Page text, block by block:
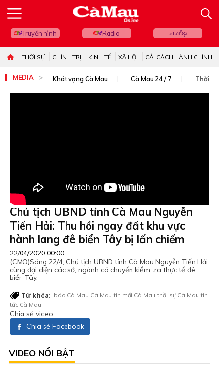
Truyền hình Radio ភាសាខ្មែរ
THỜI SỰ CHÍNH TRỊ KINH TẾ XÃ HỘI CẢI CÁCH HÀNH CHÍNH
MEDIA Khát vọng Cà Mau Cà Mau 24 / 7 Thời sự
Chủ tịch UBND tỉnh Cà Mau Nguyễn
Tiến Hải: Thu hồi ngay đất khu vực
hành lang đê biển Tây bị lấn chiếm
22/04/2020 00:00
(CMO)Sáng 22/4, Chủ tịch UBND tỉnh Cà Mau Nguyễn Tiến Hải
cùng đại diện các sở, ngành có chuyến kiểm tra thực tế đê
biển Tây.
Từ khóa: báo Cà Mau Cà Mau tin mới Cà Mau thời sự Cà Mau tin
tức Cà Mau
Chia sẻ video:
Chia sẻ Facebook
VIDEO NỔI BẬT